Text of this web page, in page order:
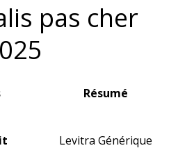
pas cher
Résumé
Levitra Générique